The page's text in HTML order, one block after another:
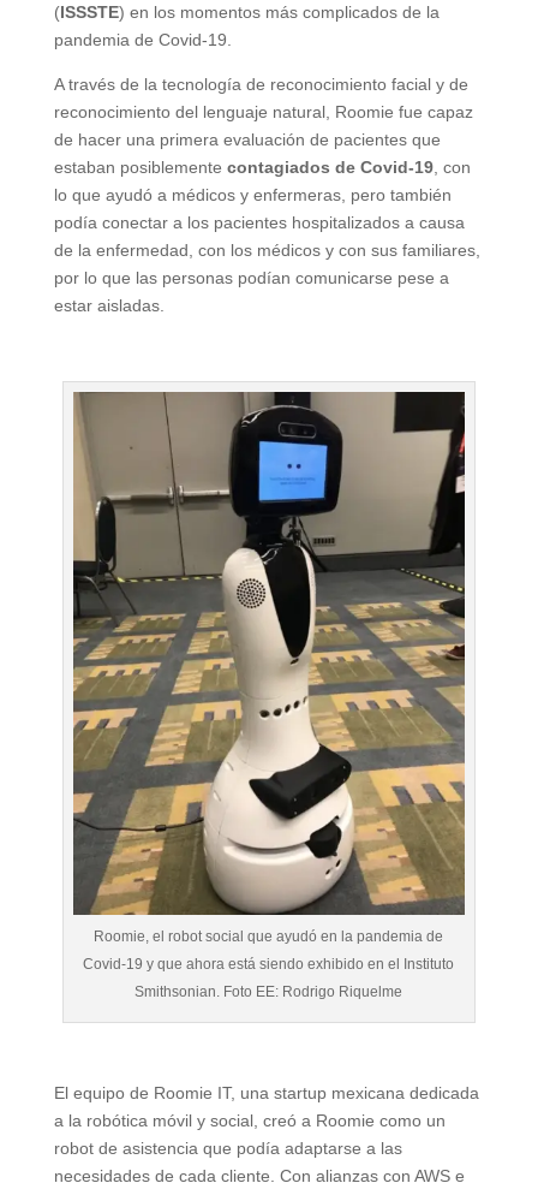
(ISSSTE) en los momentos más complicados de la
pandemia de Covid-19.
A través de la tecnología de reconocimiento facial y de
reconocimiento del lenguaje natural, Roomie fue capaz
de hacer una primera evaluación de pacientes que
estaban posiblemente contagiados de Covid-19, con
lo que ayudó a médicos y enfermeras, pero también
podía conectar a los pacientes hospitalizados a causa
de la enfermedad, con los médicos y con sus familiares,
por lo que las personas podían comunicarse pese a
estar aisladas.
Roomie, el robot social que ayudó en la pandemia de
Covid-19 y que ahora está siendo exhibido en el Instituto
Smithsonian. Foto EE: Rodrigo Riquelme
El equipo de Roomie IT, una startup mexicana dedicada
a la robótica móvil y social, creó a Roomie como un
robot de asistencia que podía adaptarse a las
necesidades de cada cliente. Con alianzas con AWS e